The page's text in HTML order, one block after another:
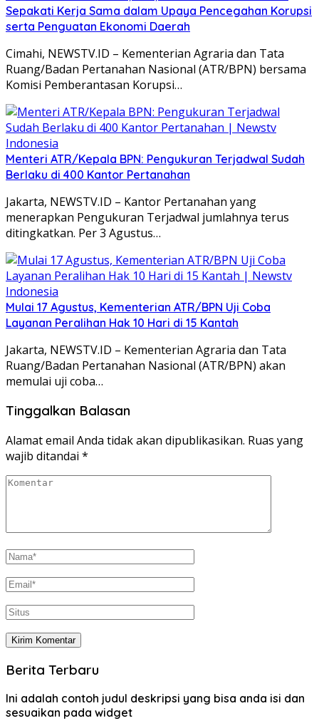
Sepakati Kerja Sama dalam Upaya Pencegahan Korupsi
serta Penguatan Ekonomi Daerah
Cimahi, NEWSTV.ID – Kementerian Agraria dan Tata
Ruang/Badan Pertanahan Nasional (ATR/BPN) bersama
Komisi Pemberantasan Korupsi…
Menteri ATR/Kepala BPN: Pengukuran Terjadwal Sudah
Berlaku di 400 Kantor Pertanahan
Jakarta, NEWSTV.ID – Kantor Pertanahan yang
menerapkan Pengukuran Terjadwal jumlahnya terus
ditingkatkan. Per 3 Agustus…
Mulai 17 Agustus, Kementerian ATR/BPN Uji Coba
Layanan Peralihan Hak 10 Hari di 15 Kantah
Jakarta, NEWSTV.ID – Kementerian Agraria dan Tata
Ruang/Badan Pertanahan Nasional (ATR/BPN) akan
memulai uji coba…
Tinggalkan Balasan
Alamat email Anda tidak akan dipublikasikan. Ruas yang
wajib ditandai *
Berita Terbaru
Ini adalah contoh judul deskripsi yang bisa anda isi dan
sesuaikan pada widget